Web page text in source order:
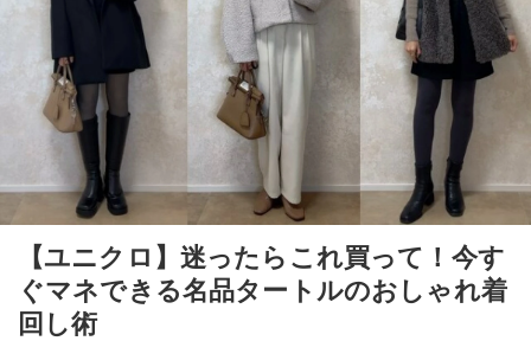
【ユニクロ】迷ったらこれ買って！今す
ぐマネできる名品タートルのおしゃれ着
回し術